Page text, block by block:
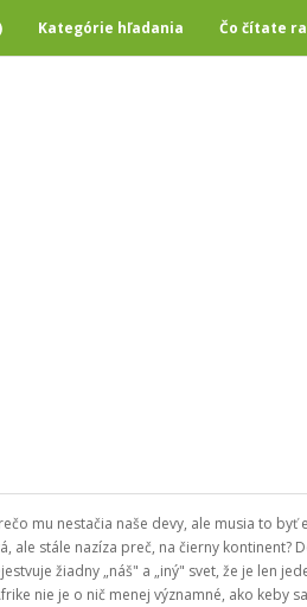
Kategórie hľadania Čo čítate
mu nestačia naše devy, ale musia to byť
ale stále nazíza preč, na čierny kontinent?
žiadny „náš" a „iný" svet, že je len
nie je o nič menej významné, ako keby